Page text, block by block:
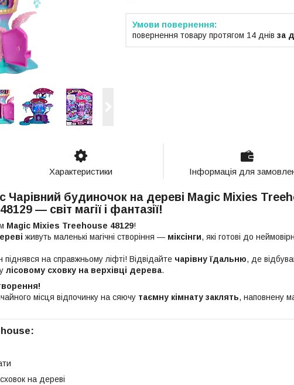
повернення товару протягом 14 днів за
Характеристики Інформація для
с Чарівний будиночок на дереві Magic Mixies
48129 — світ магії і фантазії!
Magic Mixies Treehouse 48129!
живуть маленькі магічні створіння — міксінги, які готові до
на справжньому ліфті! Відвідайте чарівну їдальню, де
лісовому сховку на верхівці дерева.
місця відпочинку на сяючу таємну кімнату заклять, наповнену
на дереві